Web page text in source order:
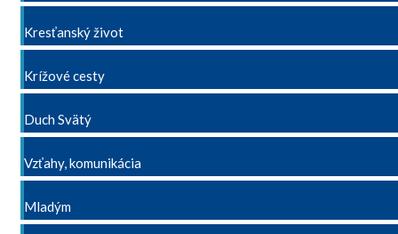
Kresťanský život
Krížové cesty
Duch Svätý
Vzťahy, komunikácia
Mladým